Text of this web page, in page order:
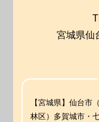
宮城県仙
【宮城県】仙台市
林区）多賀城市・